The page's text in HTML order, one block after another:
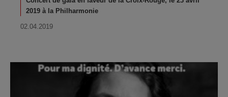
2019 à la Philharmonie
02.04.2019